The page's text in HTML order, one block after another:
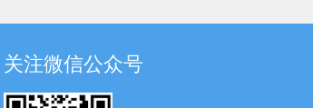
关注微信公众号